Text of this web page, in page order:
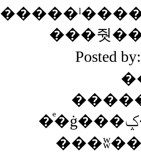
Posted by:
�ͤ�ġ���ݤ�GPS�Υ�����Ȥ��褦�ˤʤäƤ��顢